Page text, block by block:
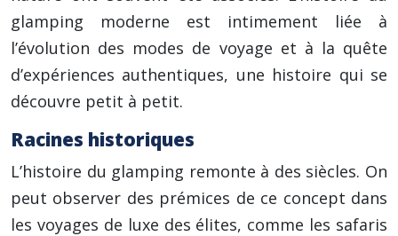
glamping moderne est intimement liée à
l’évolution des modes de voyage et à la quête
d’expériences authentiques, une histoire qui se
découvre petit à petit.
Racines historiques
L’histoire du glamping remonte à des siècles. On
peut observer des prémices de ce concept dans
les voyages de luxe des élites, comme les safaris